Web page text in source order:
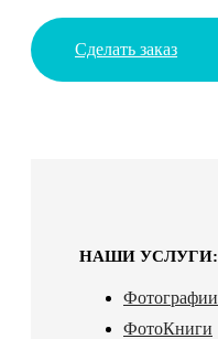
Сделать заказ
НАШИ УСЛУГИ:
Фотографии
ФотоКниги